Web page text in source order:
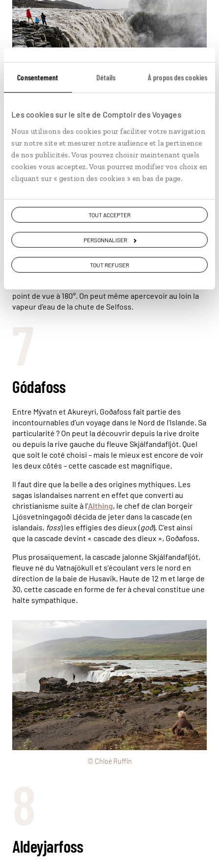
Consentement Détails À propos des cookies
Les cookies sur le site de Comptoir des Voyages
Nous utilisons des cookies pour faciliter votre navigation
sur notre site et mesurer notre audience et la pertinence
de nos publicités. Vous pouvez choisir maintenant quels
cookies vous acceptez. Vous pourrez modifier vos choix en
cliquant sur « gestion des cookies » en bas de page.
TOUT ACCEPTER
PERSONNALISER
TOUT REFUSER
Dettifoss côté ouest, accessible à
tous
nombreux permettant la découverte de cette cascade
d'Islande à tous et aux famille en particulier. De plus, les
autorité du parc ont voulu éviter que la surfréquentation
des lieux n'entraîne leur destruction.
puissent profiter de la majesté des chutes sans gêner
les autres ou être soi-même gêner. Surtout, une
point de vue à 180°. On peut même apercevoir au loin la
vapeur d’eau de la chute de Selfoss.
7
Gódafoss
Entre Mývatn et Akureyri, Goðafoss fait partie des
incontournables d'un voyage dans le Nord de l'Islande. Sa
particularité ? On peut la découvrir depuis la rive droite
ou depuis la rive gauche du fleuve Skjálfandafljót. Quel
que soit le coté choisi – mais le mieux est encore de voir
les deux côtés – cette cascade est magnifique.
Il faut dire que la belle a des origines mythiques. Les
sagas islandaises narrent en effet que converti au
christianisme suite à l'Althing, le chef de clan Þorgeir
Ljósvetningagoði décida de jeter dans la cascade (en
islandais, foss) les effigies des dieux (goð). C'est ainsi
que la cascade devint « cascade des dieux », Goðafoss.
Plus prosaïquement, la cascade jalonne Skjálfandafljót,
fleuve né du Vatnajökull et s'écoulant vers le nord en
direction de la baie de Husavík. Haute de 12 m et large de
30, cette cascade en forme de fer à cheval constitue une
halte sympathique.
© Chloé Ruffin
Aldeyjarfoss